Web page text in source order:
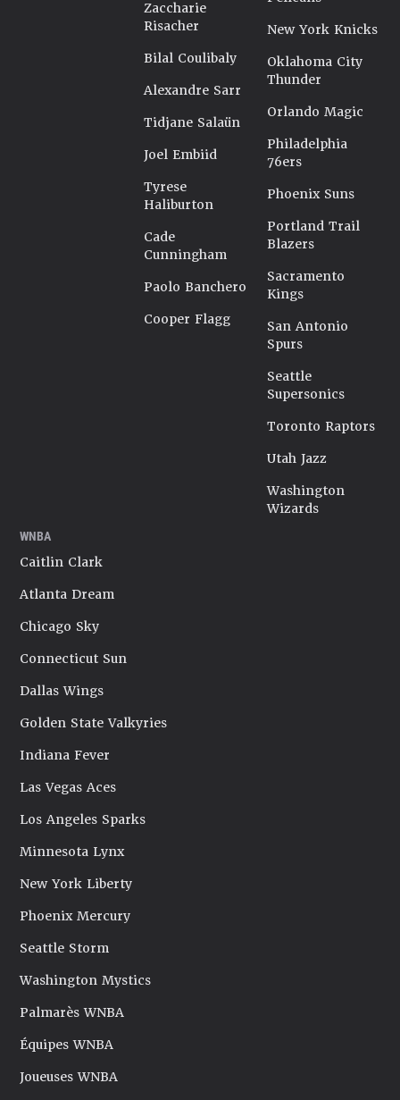
Zaccharie
Risacher
Bilal Coulibaly
Alexandre Sarr
Tidjane Salaün
Joel Embiid
Tyrese
Haliburton
Cade
Cunningham
Paolo Banchero
Cooper Flagg
New York Knicks
Oklahoma City
Thunder
Orlando Magic
Philadelphia
76ers
Phoenix Suns
Portland Trail
Blazers
Sacramento
Kings
San Antonio
Spurs
Seattle
Supersonics
Toronto Raptors
Utah Jazz
Washington
Wizards
WNBA
Caitlin Clark
Atlanta Dream
Chicago Sky
Connecticut Sun
Dallas Wings
Golden State Valkyries
Indiana Fever
Las Vegas Aces
Los Angeles Sparks
Minnesota Lynx
New York Liberty
Phoenix Mercury
Seattle Storm
Washington Mystics
Palmarès WNBA
Équipes WNBA
Joueuses WNBA